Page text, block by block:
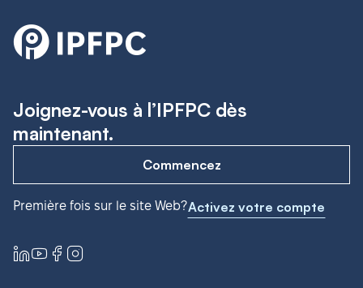
Joignez-vous à l’IPFPC dès
maintenant.
Commencez
Première fois sur le site Web?Activez votre compte